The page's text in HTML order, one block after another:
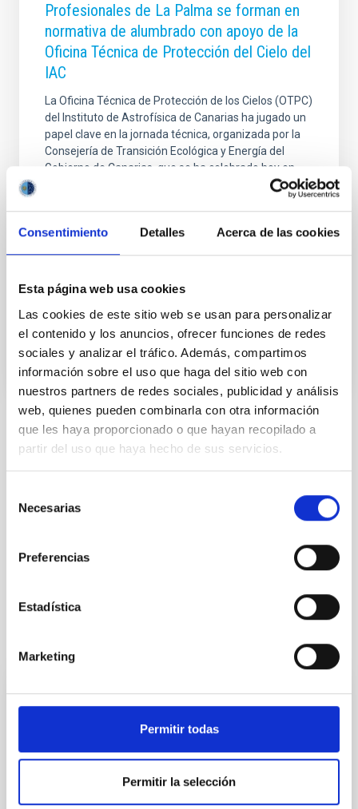
Consentimiento Detalles Acerca de las cookies
Esta página web usa cookies
Las cookies de este sitio web se usan para personalizar
el contenido y los anuncios, ofrecer funciones de redes
sociales y analizar el tráfico. Además, compartimos
información sobre el uso que haga del sitio web con
nuestros partners de redes sociales, publicidad y análisis
web, quienes pueden combinarla con otra información
que les haya proporcionado o que hayan recopilado a
partir del uso que haya hecho de sus servicios.
Necesarias
Preferencias
Estadística
Marketing
Permitir todas
Permitir la selección
Profesionales de La Palma se forman en
normativa de alumbrado con apoyo de la
Oficina Técnica de Protección del Cielo del
IAC
La Oficina Técnica de Protección de los Cielos (OTPC)
del Instituto de Astrofísica de Canarias ha jugado un
papel clave en la jornada técnica, organizada por la
Consejería de Transición Ecológica y Energía del
Gobierno de Canarias, que se ha celebrado hoy en
Santa Cruz de La Palma. Bajo el título de “Jornada
sobre la Ley de Protección de la calidad astronómica
Palma”, el encuentro ha reunido a arquitectos,
ingenieros instaladores y personal técnico de las
para resolver dudas sobre la
Fecha de publicación 15/05/2025 - 17:59:21
TIPO DE NOTICIA
FOTONOTICIA
Otras noticias relacionadas
FOTONOTICIA
El Premio Cosmos anuncia las obras
finalistas y refuerza su apuesta por la
lectura científica entre la juventud canaria